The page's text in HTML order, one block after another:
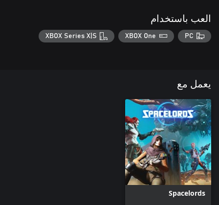
العب باستخدام
PC
XBOX One
XBOX Series X|S
يعمل مع
Spacelords